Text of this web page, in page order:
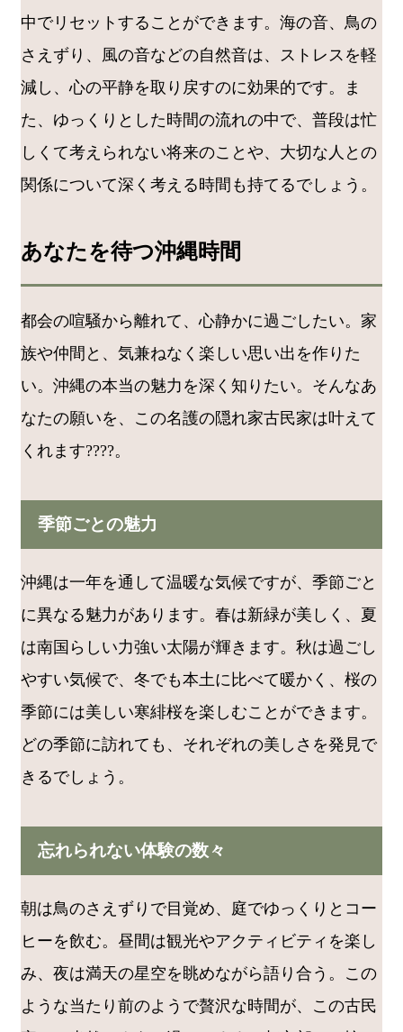
中でリセットすることができます。海の音、鳥の
さえずり、風の音などの自然音は、ストレスを軽
減し、心の平静を取り戻すのに効果的です。ま
た、ゆっくりとした時間の流れの中で、普段は忙
しくて考えられない将来のことや、大切な人との
関係について深く考える時間も持てるでしょう。
あなたを待つ沖縄時間
都会の喧騒から離れて、心静かに過ごしたい。家
族や仲間と、気兼ねなく楽しい思い出を作りた
い。沖縄の本当の魅力を深く知りたい。そんなあ
なたの願いを、この名護の隠れ家古民家は叶えて
くれます????。
季節ごとの魅力
沖縄は一年を通して温暖な気候ですが、季節ごと
に異なる魅力があります。春は新緑が美しく、夏
は南国らしい力強い太陽が輝きます。秋は過ごし
やすい気候で、冬でも本土に比べて暖かく、桜の
季節には美しい寒緋桜を楽しむことができます。
どの季節に訪れても、それぞれの美しさを発見で
きるでしょう。
忘れられない体験の数々
朝は鳥のさえずりで目覚め、庭でゆっくりとコー
ヒーを飲む。昼間は観光やアクティビティを楽し
み、夜は満天の星空を眺めながら語り合う。この
ような当たり前のようで贅沢な時間が、この古民